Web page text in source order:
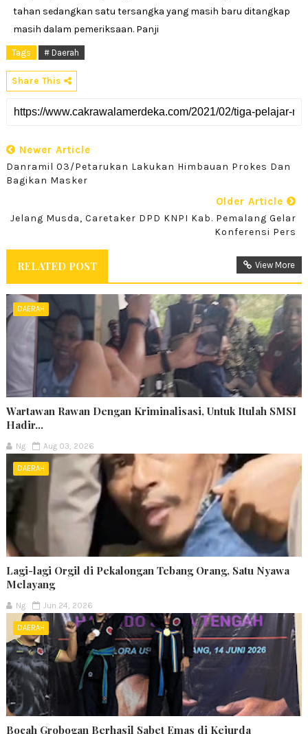
tahan sedangkan satu tersangka yang masih baru ditangkap
masih dalam pemeriksaan. Panji
Tags # Daerah
Share This
Newer Article
Danramil 03/Petarukan Lakukan Himbauan Prokes Dan
Bagikan Masker
Older Article
Jelang Musda, Caretaker DPD KNPI Kab. Pemalang Gelar
Konferensi Pers
RELATED POST View More
DAERAH
Wartawan Rawan Dengan Kriminalisasi, Untuk Itulah SMSI
Hadir...
Ng Aug 03, 2026
DAERAH
Lagi-lagi Orgil di Pekalongan Tebang Orang, Satu Nyawa
Melayang
Ng Jun 24, 2026
DAERAH
Bocah Grobogan Berhasil Sabet Emas di Kejurda